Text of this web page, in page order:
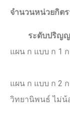
จำนวนหน่วยกิต
ระดับปริญ
แผน ก แบบ ก 1
45 ห
แผน ก แบบ ก 2
วิทยานิพนธ์